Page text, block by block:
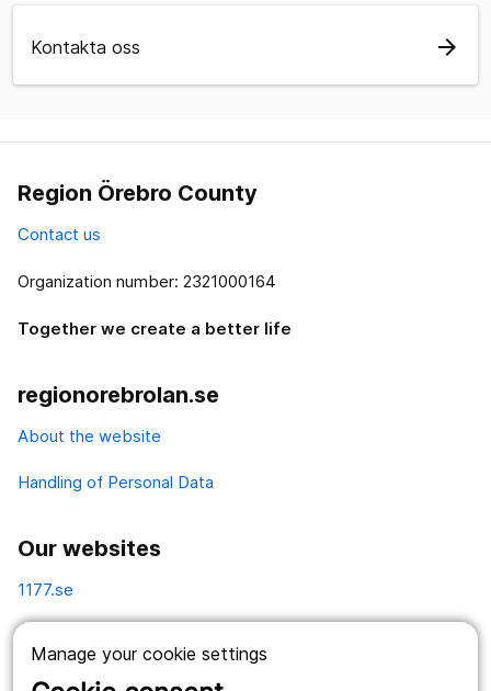
Manage your cookie settings
Kontakta oss arrow_forward
Region Örebro County
Contact us
Organization number: 2321000164
Together we create a better life
regionorebrolan.se
About the website
Handling of Personal Data
Our websites
1177.se
Vårdgivare